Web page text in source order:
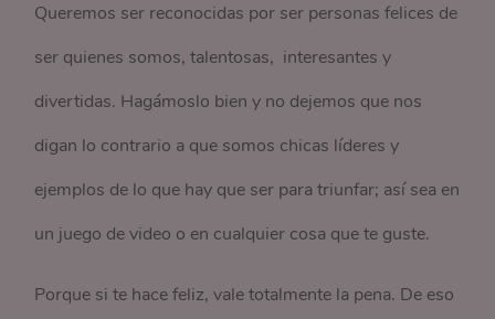
Queremos ser reconocidas por ser personas felices de
ser quienes somos, talentosas, interesantes y
divertidas. Hagámoslo bien y no dejemos que nos
digan lo contrario a que somos chicas líderes y
ejemplos de lo que hay que ser para triunfar; así sea en
un juego de video o en cualquier cosa que te guste.
Porque si te hace feliz, vale totalmente la pena. De eso